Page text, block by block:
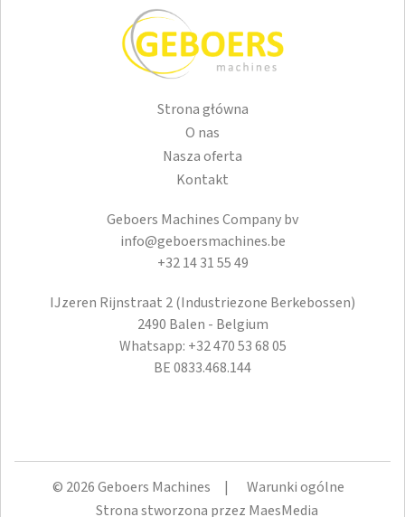
Strona główna
O nas
Nasza oferta
Kontakt
Geboers Machines Company bv
info@geboersmachines.be
+32 14 31 55 49
IJzeren Rijnstraat 2 (Industriezone Berkebossen)
2490 Balen - Belgium
Whatsapp: +32 470 53 68 05
BE 0833.468.144
© 2026 Geboers Machines
Warunki ogólne
Strona stworzona przez MaesMedia